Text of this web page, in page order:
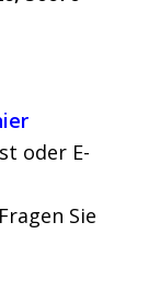
oder E-
Sie